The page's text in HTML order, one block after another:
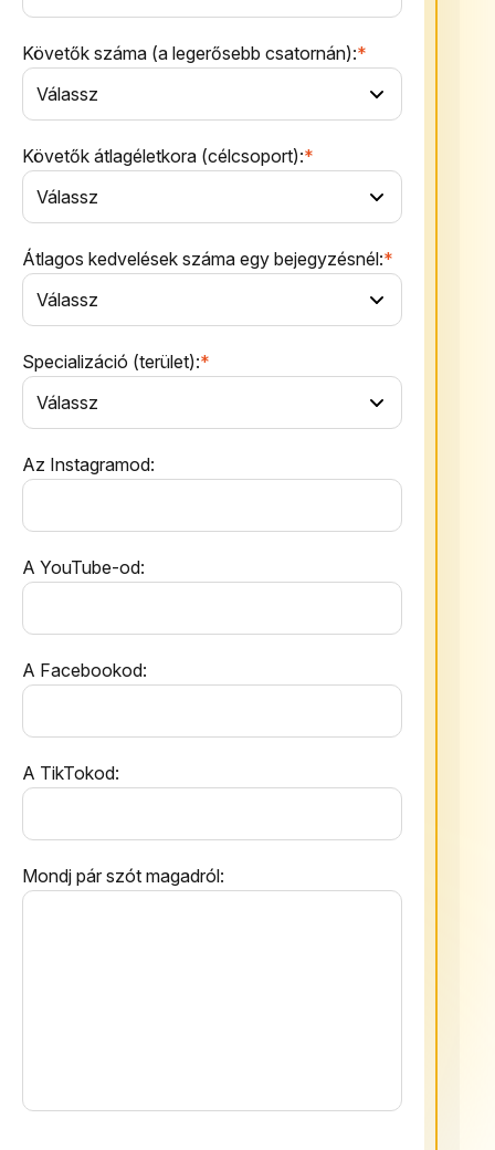
Követők száma (a legerősebb csatornán):*
Követők átlagéletkora (célcsoport):*
Átlagos kedvelések száma egy bejegyzésnél:*
Specializáció (terület):*
Az Instagramod:
A YouTube-od:
A Facebookod:
A TikTokod:
Mondj pár szót magadról: